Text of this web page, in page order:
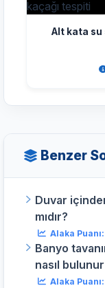
Alt kata su
Benzer
Duvar
mıdır?
Alaka
Banyo
nasıl
Alaka